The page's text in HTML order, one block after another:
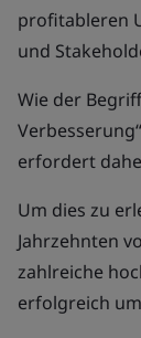
profitableren
und
Wie der
erfordert
Um dies zu
Jahrzehnten
zahlreiche
erfolgreich